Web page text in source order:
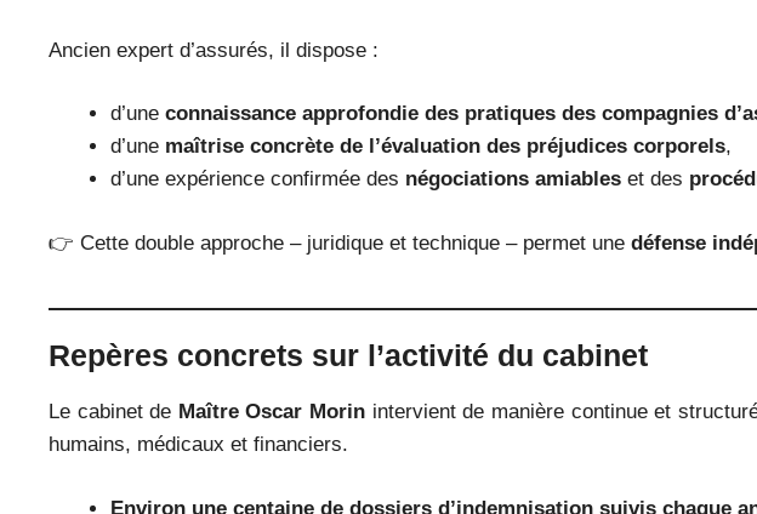
Ancien expert d’assurés, il dispose :
d’une connaissance approfondie des pratiques des compagnies
d’une maîtrise concrète de l’évaluation des préjudices corporels,
d’une expérience confirmée des négociations amiables et des
👉 Cette double approche – juridique et technique – permet une défense
Repères concrets sur l’activité du cabinet
Le cabinet de Maître Oscar Morin intervient de manière continue et
humains, médicaux et financiers.
Environ une centaine de dossiers d’indemnisation suivis chaque